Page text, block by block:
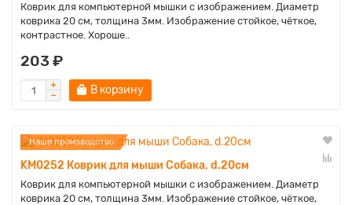
Коврик для компьютерной мышки с изображением. Диаметр
коврика 20 см, толщина 3мм. Изображение стойкое, чёткое,
контрастное. Хороше..
203 ₽
В корзину
Наше производство
KM0252 Коврик для мыши Собака, d.20см
Коврик для компьютерной мышки с изображением. Диаметр
коврика 20 см, толщина 3мм. Изображение стойкое, чёткое,